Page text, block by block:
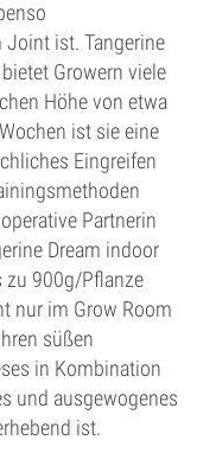
Joint ist. Tangerine
Growern viele
Höhe von etwa
ist sie eine
Eingreifen
Partnerin
Dream indoor
zu 900g/Pflanze
nur im Grow Room
süßen
in Kombination
und ausgewogenes
ist.